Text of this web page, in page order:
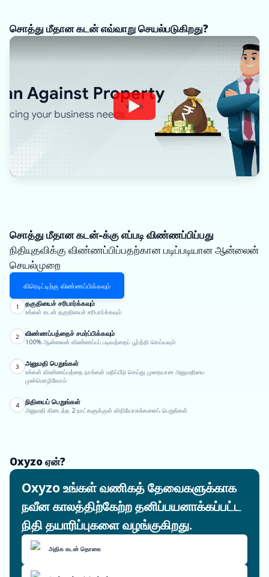
சொத்து மீதான கடன் எவ்வாறு செயல்படுகிறது?
Watch
சொத்து மீதான கடன்-க்கு எப்படி விண்ணப்பிப்பது
நிதியுதவிக்கு விண்ணப்பிப்பதற்கான படிப்படியான ஆன்லைன்
செயல்முறை
கிரெடிட்டிற்கு விண்ணப்பிக்கவும்
1 தகுதியைச் சரிபார்க்கவும்
உங்கள் கடன் தகுதியைச் சரிபார்க்கவும்
2 விண்ணப்பத்தைச் சமர்ப்பிக்கவும்
100% ஆன்லைன் விண்ணப்பப் படிவத்தைப் பூர்த்தி செய்யவும்
3 அனுமதி பெறுங்கள்
உங்கள் விண்ணப்பத்தை நாங்கள் மதிப்பீடு செய்து முறையான அனுமதியை
முன்மொழிவோம்
4 நிதியைப் பெறுங்கள்
அனுமதி கிடைத்த 2 நாட்களுக்குள் விநியோகங்களைப் பெறுங்கள்
Oxyzo ஏன்?
Oxyzo உங்கள் வணிகத் தேவைகளுக்காக
நவீன காலத்திற்கேற்ற தனிப்பயனாக்கப்பட்ட
நிதி தயாரிப்புகளை வழங்குகிறது.
அதிக கடன் தொகை